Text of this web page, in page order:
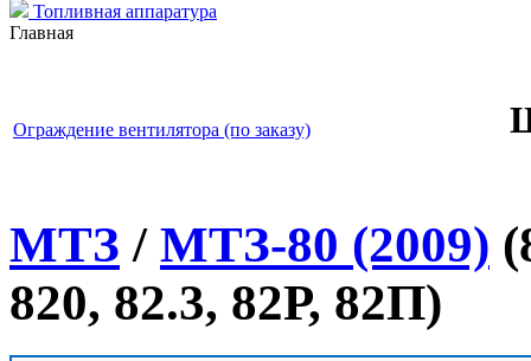
Топливная аппаратура
Главная
Ограждение вентилятора (по заказу)
МТЗ / МТЗ-80 (2009)
820, 82.3, 82Р, 82П)